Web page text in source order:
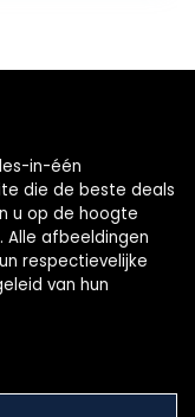
in-één
die de beste deals
u op de hoogte
afbeeldingen
respectievelijke
van hun